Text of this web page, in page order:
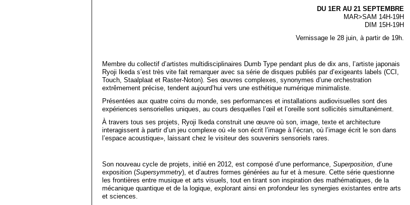
DU 1ER AU 21 SEPTEMBRE
MAR>SAM 14H-19H
DIM 15H-19H
Vernissage le 28 juin, à partir de 19h.
Membre du collectif d’artistes multidisciplinaires Dumb Type pendant plus de dix ans, l’artiste japonais
Ryoji Ikeda s’est très vite fait remarquer avec sa série de disques publiés par d’exigeants labels (CCI,
Touch, Staalplaat et Raster-Noton). Ses œuvres complexes, synonymes d’une orchestration
extrêmement précise, tendent aujourd’hui vers une esthétique numérique minimaliste.
Présentées aux quatre coins du monde, ses performances et installations audiovisuelles sont des
expériences sensorielles uniques, au cours desquelles l’œil et l’oreille sont sollicités simultanément.
À travers tous ses projets, Ryoji Ikeda construit une œuvre où son, image, texte et architecture
interagissent à partir d’un jeu complexe où «le son écrit l’image à l’écran, où l’image écrit le son dans
l’espace acoustique», laissant chez le visiteur des souvenirs sensoriels rares.
Son nouveau cycle de projets, initié en 2012, est composé d’une performance, Superposition, d’une
exposition (Supersymmetry), et d’autres formes générées au fur et à mesure. Cette série questionne
les frontières entre musique et arts visuels, tout en tirant son inspiration des mathématiques, de la
mécanique quantique et de la logique, explorant ainsi en profondeur les synergies existantes entre arts
et sciences.